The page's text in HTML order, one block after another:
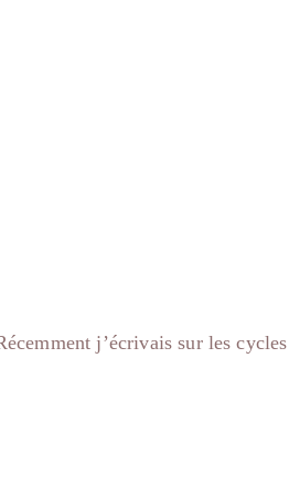
j’écrivais sur les cycles